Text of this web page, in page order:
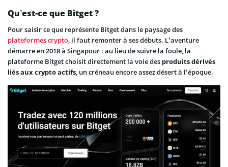
Qu’est-ce que Bitget ?
Pour saisir ce que représente Bitget dans le paysage des
plateformes crypto, il faut remonter à ses débuts. L’aventure
démarre en 2018 à Singapour : au lieu de suivre la foule, la
plateforme Bitget choisit directement la voie des produits dérivés
liés aux crypto actifs, un créneau encore assez désert à l’époque.